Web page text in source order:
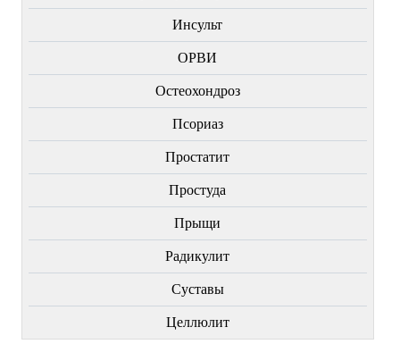
Инсульт
ОРВИ
Остеохондроз
Пcориаз
Простатит
Простуда
Прыщи
Радикулит
Суставы
Целлюлит